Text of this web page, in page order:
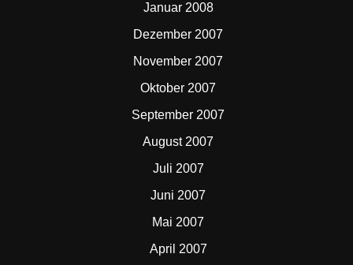
Januar 2008
Dezember 2007
November 2007
Oktober 2007
September 2007
August 2007
Juli 2007
Juni 2007
Mai 2007
April 2007